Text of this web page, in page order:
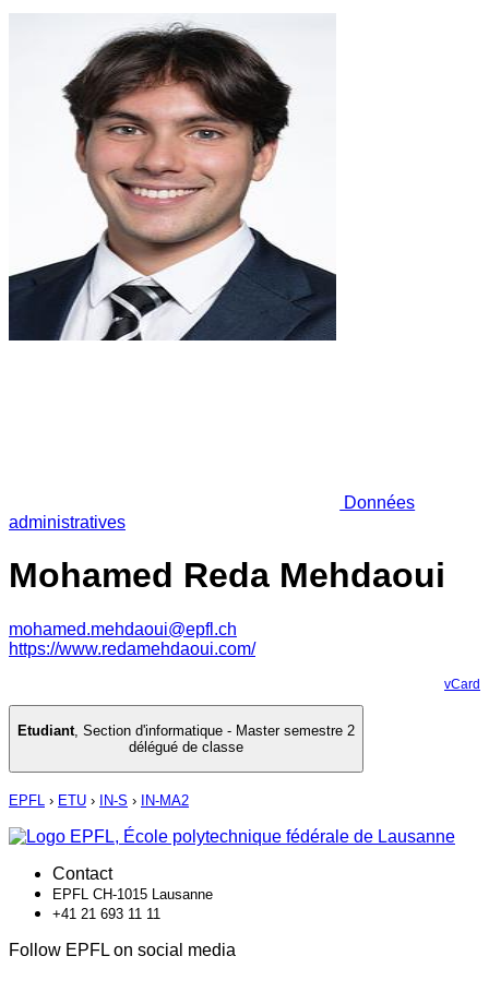
Données
administratives
Mohamed Reda Mehdaoui
mohamed.mehdaoui@epfl.ch
https://www.redamehdaoui.com/
vCard
Etudiant, Section d'informatique - Master semestre 2
délégué de classe
EPFL › ETU › IN-S › IN-MA2
Contact
EPFL CH-1015 Lausanne
+41 21 693 11 11
Follow EPFL on social media